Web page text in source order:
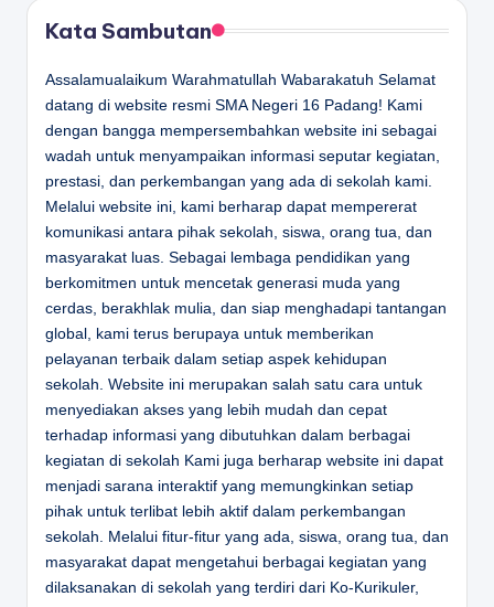
Kata Sambutan
Assalamualaikum Warahmatullah Wabarakatuh Selamat
datang di website resmi SMA Negeri 16 Padang! Kami
dengan bangga mempersembahkan website ini sebagai
wadah untuk menyampaikan informasi seputar kegiatan,
prestasi, dan perkembangan yang ada di sekolah kami.
Melalui website ini, kami berharap dapat mempererat
komunikasi antara pihak sekolah, siswa, orang tua, dan
masyarakat luas. Sebagai lembaga pendidikan yang
berkomitmen untuk mencetak generasi muda yang
cerdas, berakhlak mulia, dan siap menghadapi tantangan
global, kami terus berupaya untuk memberikan
pelayanan terbaik dalam setiap aspek kehidupan
sekolah. Website ini merupakan salah satu cara untuk
menyediakan akses yang lebih mudah dan cepat
terhadap informasi yang dibutuhkan dalam berbagai
kegiatan di sekolah Kami juga berharap website ini dapat
menjadi sarana interaktif yang memungkinkan setiap
pihak untuk terlibat lebih aktif dalam perkembangan
sekolah. Melalui fitur-fitur yang ada, siswa, orang tua, dan
masyarakat dapat mengetahui berbagai kegiatan yang
dilaksanakan di sekolah yang terdiri dari Ko-Kurikuler,